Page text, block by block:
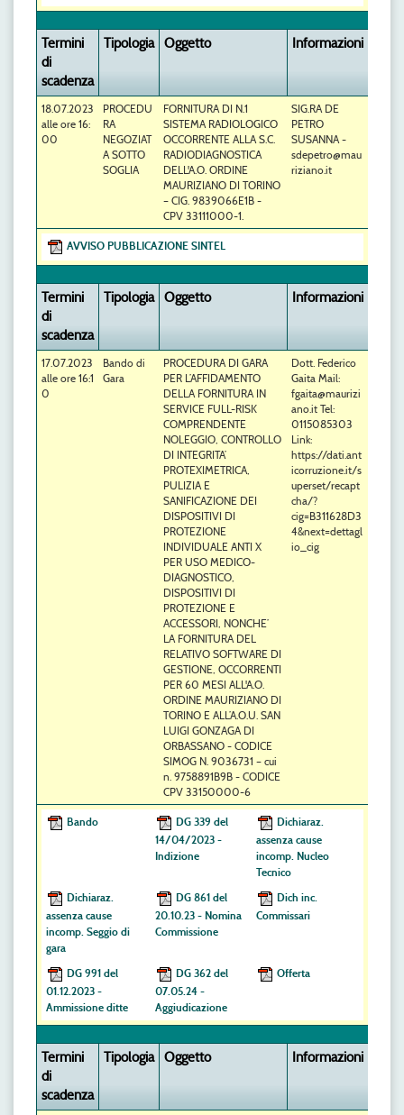
Termini
di
scadenza
Tipologia Oggetto Informazioni
18.07.2023
alle ore 16:
00
PROCEDU
RA
NEGOZIAT
A SOTTO
SOGLIA
FORNITURA DI N.1
SISTEMA RADIOLOGICO
OCCORRENTE ALLA S.C.
RADIODIAGNOSTICA
DELL'A.O. ORDINE
MAURIZIANO DI TORINO
– CIG. 9839066E1B -
CPV 33111000-1.
SIG.RA DE
PETRO
SUSANNA -
sdepetro@mau
riziano.it
AVVISO PUBBLICAZIONE SINTEL
Termini
di
scadenza
Tipologia Oggetto Informazioni
17.07.2023
alle ore 16:1
0
Bando di
Gara
PROCEDURA DI GARA
PER L’AFFIDAMENTO
DELLA FORNITURA IN
SERVICE FULL-RISK
COMPRENDENTE
NOLEGGIO, CONTROLLO
DI INTEGRITA’
PROTEXIMETRICA,
PULIZIA E
SANIFICAZIONE DEI
DISPOSITIVI DI
PROTEZIONE
INDIVIDUALE ANTI X
PER USO MEDICO-
DIAGNOSTICO,
DISPOSITIVI DI
PROTEZIONE E
ACCESSORI, NONCHE’
LA FORNITURA DEL
RELATIVO SOFTWARE DI
GESTIONE, OCCORRENTI
PER 60 MESI ALL'A.O.
ORDINE MAURIZIANO DI
TORINO E ALL’A.O.U. SAN
LUIGI GONZAGA DI
ORBASSANO - CODICE
SIMOG N. 9036731 – cui
n. 9758891B9B - CODICE
CPV 33150000-6
Dott. Federico
Gaita Mail:
fgaita@maurizi
ano.it Tel:
0115085303
Link:
https://dati.ant
icorruzione.it/s
uperset/recapt
cha/?
cig=B311628D3
4&next=dettagl
io_cig
Bando
DG 339 del
14/04/2023 -
Indizione
Dichiaraz.
assenza cause
incomp. Nucleo
Tecnico
Dichiaraz.
assenza cause
incomp. Seggio di
gara
DG 861 del
20.10.23 - Nomina
Commissione
Dich inc.
Commissari
DG 991 del
01.12.2023 -
Ammissione ditte
DG 362 del
07.05.24 -
Aggiudicazione
Offerta
Termini
di
scadenza
Tipologia Oggetto Informazioni